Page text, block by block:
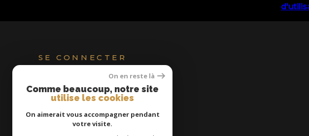
SE CONNECTER
ESPACE PROPRIÉTAIRE
On en reste là
Comme beaucoup, notre site
utilise les cookies
On aimerait vous accompagner pendant
votre visite.